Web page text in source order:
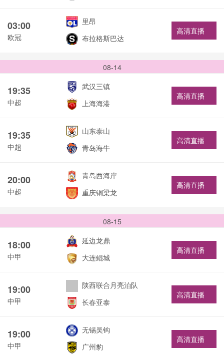
03:00
欧冠
里昂
布拉格斯巴达
高清直播
08-14
19:35
中超
武汉三镇
上海海港
高清直播
19:35
中超
山东泰山
青岛海牛
高清直播
20:00
中超
青岛西海岸
重庆铜梁龙
高清直播
08-15
18:00
中甲
延边龙鼎
大连鲲城
高清直播
19:00
中甲
陕西联合月亮泊队
长春亚泰
高清直播
19:00
中甲
无锡吴钩
广州豹
高清直播